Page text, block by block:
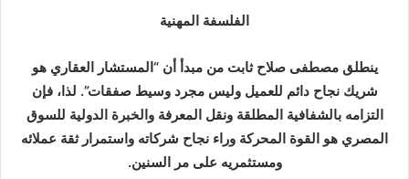
الفلسفة المهنية
ينطلق مصطفى صلاح ثابت من مبدأ أن “المستشار العقاري هو
شريك نجاح دائم للعميل وليس مجرد وسيط صفقات”. لذا، فإن
التزامه بالشفافية المطلقة ونقل المعرفة والخبرة الدولية للسوق
المصري هو القوة المحركة وراء نجاح شركاته واستمرار ثقة عملائه
ومستثمريه على مر السنين.